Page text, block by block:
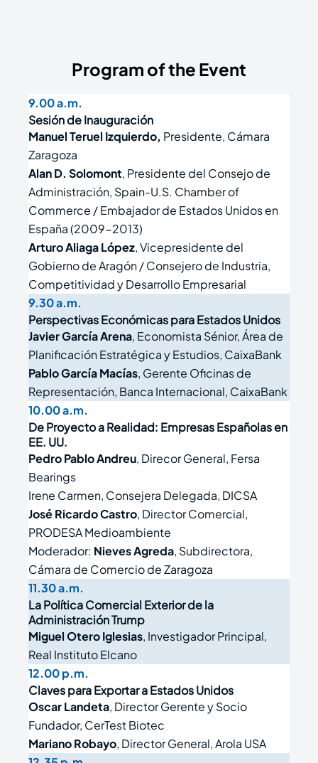
Program of the Event
9.00 a.m.
Sesión de Inauguración
Manuel Teruel Izquierdo, Presidente, Cámara
Zaragoza
Alan D. Solomont, Presidente del Consejo de
Administración, Spain-U.S. Chamber of
Commerce / Embajador de Estados Unidos en
España (2009-2013)
Arturo Aliaga López, Vicepresidente del
Gobierno de Aragón / Consejero de Industria,
Competitividad y Desarrollo Empresarial
9.30 a.m.
Perspectivas Económicas para Estados Unidos
Javier García Arena, Economista Sénior, Área de
Planificación Estratégica y Estudios, CaixaBank
Pablo García Macías, Gerente Oficinas de
Representación, Banca Internacional, CaixaBank
10.00 a.m.
De Proyecto a Realidad: Empresas Españolas en
EE. UU.
Pedro Pablo Andreu, Direcor General, Fersa
Bearings
Irene Carmen, Consejera Delegada, DICSA
José Ricardo Castro, Director Comercial,
PRODESA Medioambiente
Moderador: Nieves Agreda, Subdirectora,
Cámara de Comercio de Zaragoza
11.30 a.m.
La Política Comercial Exterior de la
Administración Trump
Miguel Otero Iglesias, Investigador Principal,
Real Instituto Elcano
12.00 p.m.
Claves para Exportar a Estados Unidos
Oscar Landeta, Director Gerente y Socio
Fundador, CerTest Biotec
Mariano Robayo, Director General, Arola USA